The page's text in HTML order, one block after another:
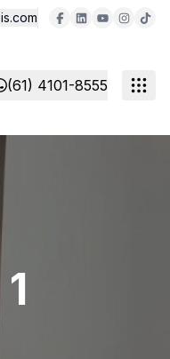
(61) 4101-8555